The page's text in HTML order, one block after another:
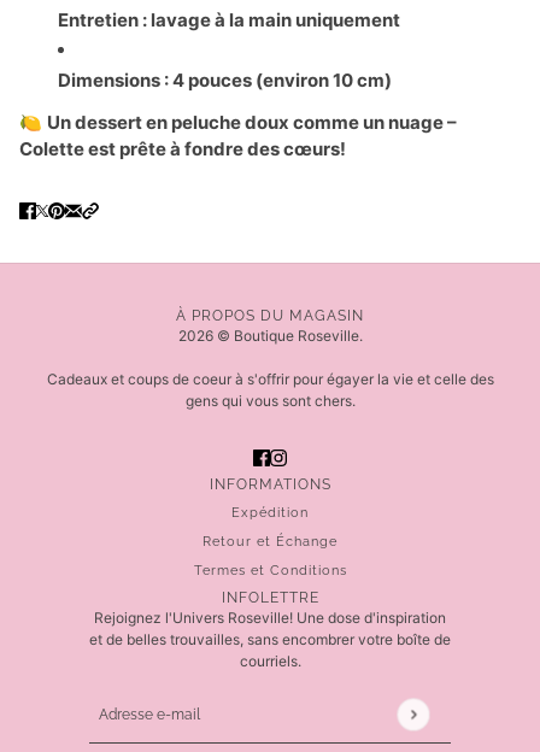
Entretien : lavage à la main uniquement
Dimensions : 4 pouces (environ 10 cm)
🍋 Un dessert en peluche doux comme un nuage –
Colette est prête à fondre des cœurs!
À PROPOS DU MAGASIN
2026 © Boutique Roseville.
Cadeaux et coups de coeur à s'offrir pour égayer la vie et celle des
gens qui vous sont chers.
INFORMATIONS
Expédition
Retour et Échange
Termes et Conditions
INFOLETTRE
Rejoignez l'Univers Roseville! Une dose d'inspiration
et de belles trouvailles, sans encombrer votre boîte de
courriels.
Adresse e-mail
Ce site est protégé par hCaptcha, et la